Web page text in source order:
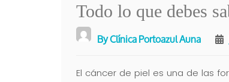
Todo lo que debes
ByClínica Portoazul Auna
El cáncer de piel es una de las